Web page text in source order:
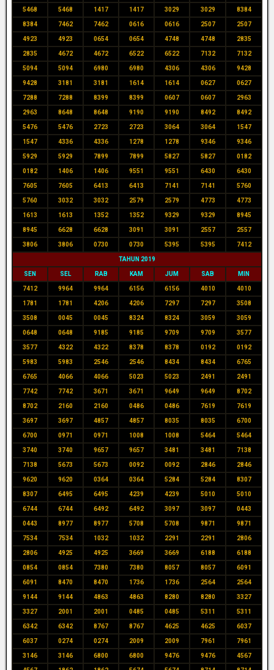
5468 5468 1417 1417 3029 3029 8384
8384 7462 7462 0616 0616 2507 2507
4923 4923 0654 0654 4748 4748 2835
2835 4672 4672 6522 6522 7132 7132
5094 5094 6980 6980 4306 4306 9428
9428 3181 3181 1614 1614 0627 0627
7288 7288 8399 8399 0607 0607 2963
2963 8648 8648 9190 9190 8492 8492
5476 5476 2723 2723 3064 3064 1547
1547 4336 4336 1278 1278 9346 9346
5929 5929 7899 7899 5827 5827 0182
0182 1406 1406 9551 9551 6430 6430
7605 7605 6413 6413 7141 7141 5760
5760 3032 3032 2579 2579 4773 4773
1613 1613 1352 1352 9329 9329 8945
8945 6628 6628 3091 3091 2557 2557
3806 3806 0730 0730 5395 5395 7412
TAHUN 2019
SEN SEL RAB KAM JUM SAB MIN
7412 9964 9964 6156 6156 4010 4010
1781 1781 4206 4206 7297 7297 3508
3508 0045 0045 8324 8324 3059 3059
0648 0648 9185 9185 9709 9709 3577
3577 4322 4322 8378 8378 0192 0192
5983 5983 2546 2546 8434 8434 6765
6765 4066 4066 5023 5023 2491 2491
7742 7742 3671 3671 9649 9649 8702
8702 2160 2160 0486 0486 7619 7619
3697 3697 4857 4857 8035 8035 6700
6700 0971 0971 1008 1008 5464 5464
3740 3740 9657 9657 3481 3481 7138
7138 5673 5673 0092 0092 2846 2846
9620 9620 0364 0364 5284 5284 8307
8307 6495 6495 4239 4239 5010 5010
6744 6744 6492 6492 3097 3097 0443
0443 8977 8977 5708 5708 9871 9871
7534 7534 1032 1032 2291 2291 2806
2806 4925 4925 3669 3669 6188 6188
0854 0854 7380 7380 8057 8057 6091
6091 8470 8470 1736 1736 2564 2564
9144 9144 4863 4863 8280 8280 3327
3327 2001 2001 0485 0485 5311 5311
6342 6342 8767 8767 4625 4625 6037
6037 0274 0274 2009 2009 7961 7961
3146 3146 6800 6800 9476 9476 4567